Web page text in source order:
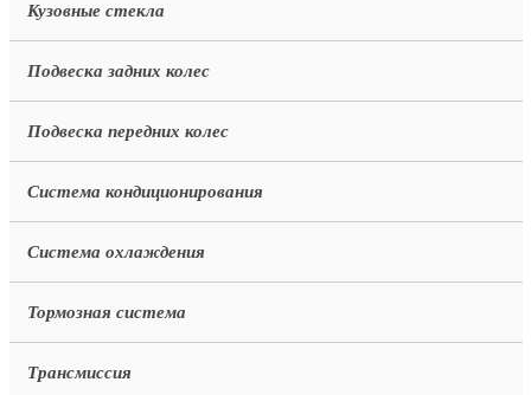
Кузовные стекла
Подвеска задних колес
Подвеска передних колес
Система кондиционирования
Система охлаждения
Тормозная система
Трансмиссия